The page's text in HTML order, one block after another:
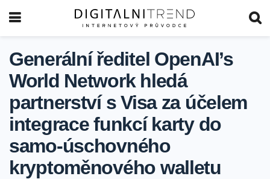
Generální ředitel OpenAI’s
World Network hledá
partnerství s Visa za účelem
integrace funkcí karty do
samo-úschovného
kryptoměnového walletu